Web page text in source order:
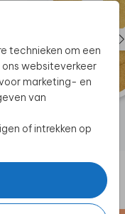
technieken om een
websiteverkeer
marketing- en
van
of intrekken op